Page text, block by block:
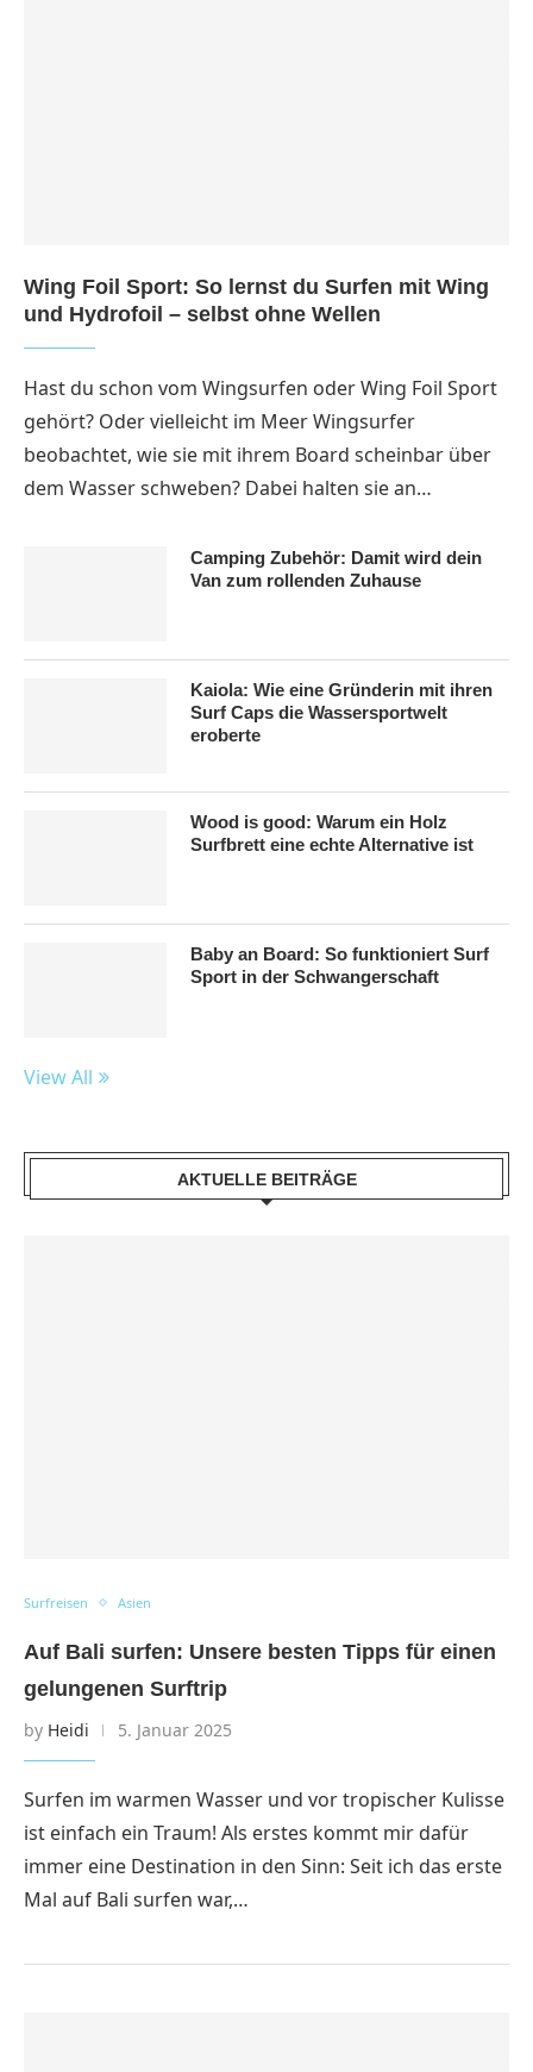
Wing Foil Sport: So lernst du Surfen mit Wing
und Hydrofoil – selbst ohne Wellen
Hast du schon vom Wingsurfen oder Wing Foil Sport
gehört? Oder vielleicht im Meer Wingsurfer
beobachtet, wie sie mit ihrem Board scheinbar über
dem Wasser schweben? Dabei halten sie an…
Camping Zubehör: Damit wird dein
Van zum rollenden Zuhause
Kaiola: Wie eine Gründerin mit ihren
Surf Caps die Wassersportwelt
eroberte
Wood is good: Warum ein Holz
Surfbrett eine echte Alternative ist
Baby an Board: So funktioniert Surf
Sport in der Schwangerschaft
View All
AKTUELLE BEITRÄGE
Surfreisen Asien
Auf Bali surfen: Unsere besten Tipps für einen
gelungenen Surftrip
by Heidi 5. Januar 2025
Surfen im warmen Wasser und vor tropischer Kulisse
ist einfach ein Traum! Als erstes kommt mir dafür
immer eine Destination in den Sinn: Seit ich das erste
Mal auf Bali surfen war,…